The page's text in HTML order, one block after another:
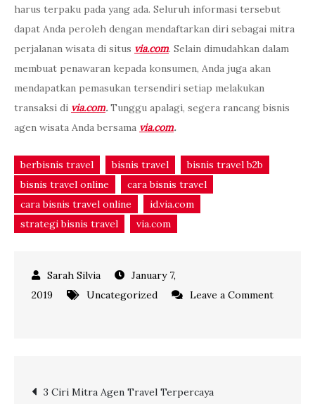
harus terpaku pada yang ada. Seluruh informasi tersebut
dapat Anda peroleh dengan mendaftarkan diri sebagai mitra
perjalanan wisata di situs via.com. Selain dimudahkan dalam
membuat penawaran kepada konsumen, Anda juga akan
mendapatkan pemasukan tersendiri setiap melakukan
transaksi di via.com.Tunggu apalagi, segera rancang bisnis
agen wisata Anda bersama via.com.
berbisnis travel bisnis travel
bisnis travel b2b
bisnis travel online
cara bisnis travel
cara bisnis travel online
id.via.com
strategi bisnis travel
via.com
January 7,
2019
Uncategorized
Leave a Comment
Travel
Post
3 Ciri Mitra Agen Travel Terpercaya